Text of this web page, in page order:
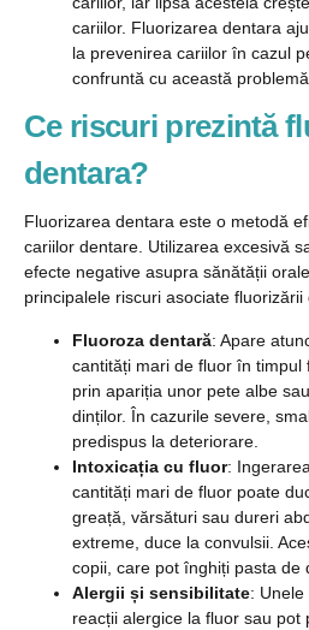
cariilor. Fluorizarea dentara
la prevenirea cariilor în cazul
confruntă cu această problemă.
Ce riscuri prezintă
dentara?
Fluorizarea dentara este o metodă
cariilor dentare. Utilizarea excesivă
efecte negative asupra sănătății
principalele riscuri asociate fluorizării
Fluoroza dentară: Apare
cantități mari de fluor în timpul
prin apariția unor pete albe
dinților. În cazurile severe,
predispus la deteriorare.
Intoxicația cu fluor:
cantități mari de fluor poate
greață, vărsături sau dureri
extreme, duce la convulsii.
copii, care pot înghiți pasta de
Alergii și sensibilitate:
reacții alergice la fluor sau pot